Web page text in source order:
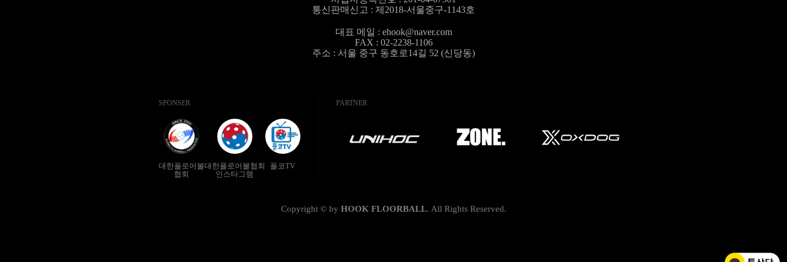
통신판매신고 : 제2018-서울중구-1143호
대표 메일 : ehook@naver.com
FAX : 02-2238-1106
주소 : 서울 중구 동호로14길 52 (신당동)
SPONSER
대한플로어볼
협회
대한플로어볼협회
인스타그램
플코TV
PARTNER
Copyright © by HOOK FLOORBALL. All Rights Reserved.